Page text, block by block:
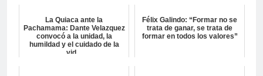
La Quiaca ante la
Pachamama: Dante Velazquez
convocó a la unidad, la
humildad y el cuidado de la
vid...
Félix Galindo: “Formar no se
trata de ganar, se trata de
formar en todos los valores”